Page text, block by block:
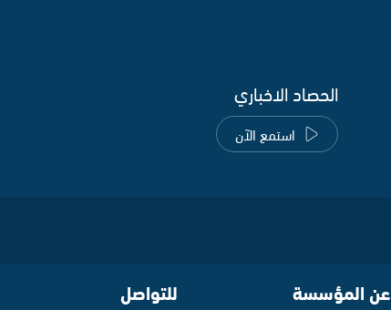
الحصاد الاخباري
استمع الآن
عن المؤسسة للتواصل